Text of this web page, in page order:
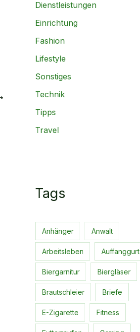
Dienstleistungen
Einrichtung
Fashion
Lifestyle
Sonstiges
Technik
Tipps
Travel
Tags
Anhänger Anwalt
Arbeitsleben Auffanggurt
Biergarnitur Biergläser
Brautschleier Briefe
E-Zigarette Fitness